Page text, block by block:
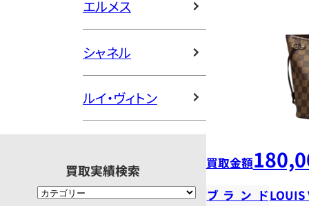
エルメス
シャネル
ルイ・ヴィトン
買取実績検索 買取金額
ブランドLOUIS